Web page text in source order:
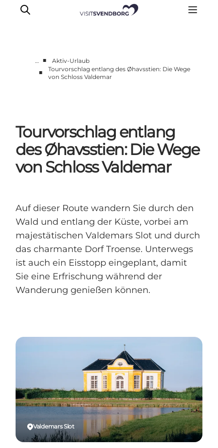
Veranstaltungen
Übernachtung
Den Urlaub planen
… ■
Aktiv-Urlaub
■
Tourvorschlag entlang des Øhavsstien: Die Wege
von Schloss Valdemar
Tourvorschlag entlang
des Øhavsstien: Die Wege
von Schloss Valdemar
Auf dieser Route wandern Sie durch den
Wald und entlang der Küste, vorbei am
majestätischen Valdemars Slot und durch
das charmante Dorf Troense. Unterwegs
ist auch ein Eisstopp eingeplant, damit
Sie eine Erfrischung während der
Wanderung genießen können.
Valdemars Slot